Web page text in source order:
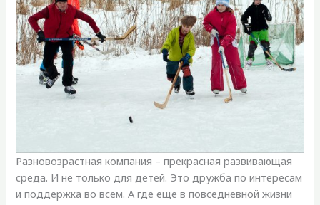
Разновозрастная компания – прекрасная развивающая
среда. И не только для детей. Это дружба по интересам
и поддержка во всём. А где еще в повседневной жизни